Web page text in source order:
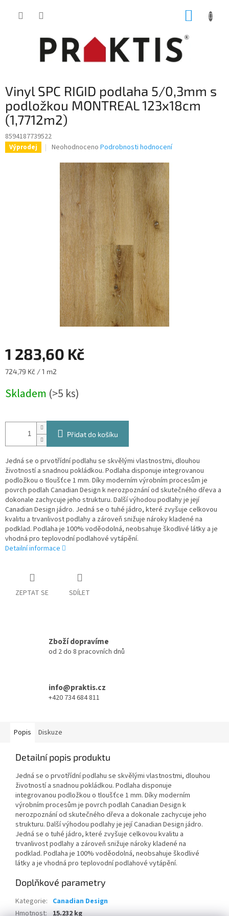
Vinyl SPC RIGID podlaha 5/0,3mm s
podložkou MONTREAL 123x18cm
(1,7712m2)
8594187739522
Výprodej
Průměrné
produktu
hvězdiček.
Neohodnoceno Podrobnosti hodnocení
1 283,60 Kč
Měrná
724,79 Kč / 1 m2
Skladem (>5 ks)
Přidat do košíku
Jedná se o prvotřídní podlahu se skvělými vlastnostmi, dlouhou
životností a snadnou pokládkou. Podlaha disponuje integrovanou
podložkou o tloušťce 1 mm. Díky moderním výrobním procesům je
povrch podlah Canadian Design k nerozpoznání od skutečného dřeva a
dokonale zachycuje jeho strukturu. Další výhodou podlahy je její
Canadian Design jádro. Jedná se o tuhé jádro, které zvyšuje celkovou
kvalitu a trvanlivost podlahy a zároveň snižuje nároky kladené na
podklad. Podlaha je 100% voděodolná, neobsahuje škodlivé látky a je
vhodná pro teplovodní podlahové vytápění.
Detailní informace
ZEPTAT SE SDÍLET
Zboží dopravíme
od 2 do 8 pracovních dnů
info@praktis.cz
+420 734 684 811
Popis Diskuze
Detailní popis produktu
Jedná se o prvotřídní podlahu se skvělými vlastnostmi, dlouhou
životností a snadnou pokládkou. Podlaha disponuje
integrovanou podložkou o tloušťce 1 mm. Díky moderním
výrobním procesům je povrch podlah Canadian Design k
nerozpoznání od skutečného dřeva a dokonale zachycuje jeho
strukturu. Další výhodou podlahy je její Canadian Design jádro.
Jedná se o tuhé jádro, které zvyšuje celkovou kvalitu a
trvanlivost podlahy a zároveň snižuje nároky kladené na
podklad. Podlaha je 100% voděodolná, neobsahuje škodlivé
látky a je vhodná pro teplovodní podlahové vytápění.
Doplňkové parametry
Kategorie: Canadian Design
Hmotnost: 15.232 kg